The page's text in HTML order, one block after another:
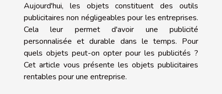
Aujourd'hui, les objets constituent des outils
publicitaires non négligeables pour les entreprises.
Cela leur permet d'avoir une publicité
personnalisée et durable dans le temps. Pour
quels objets peut-on opter pour les publicités ?
Cet article vous présente les objets publicitaires
rentables pour une entreprise.